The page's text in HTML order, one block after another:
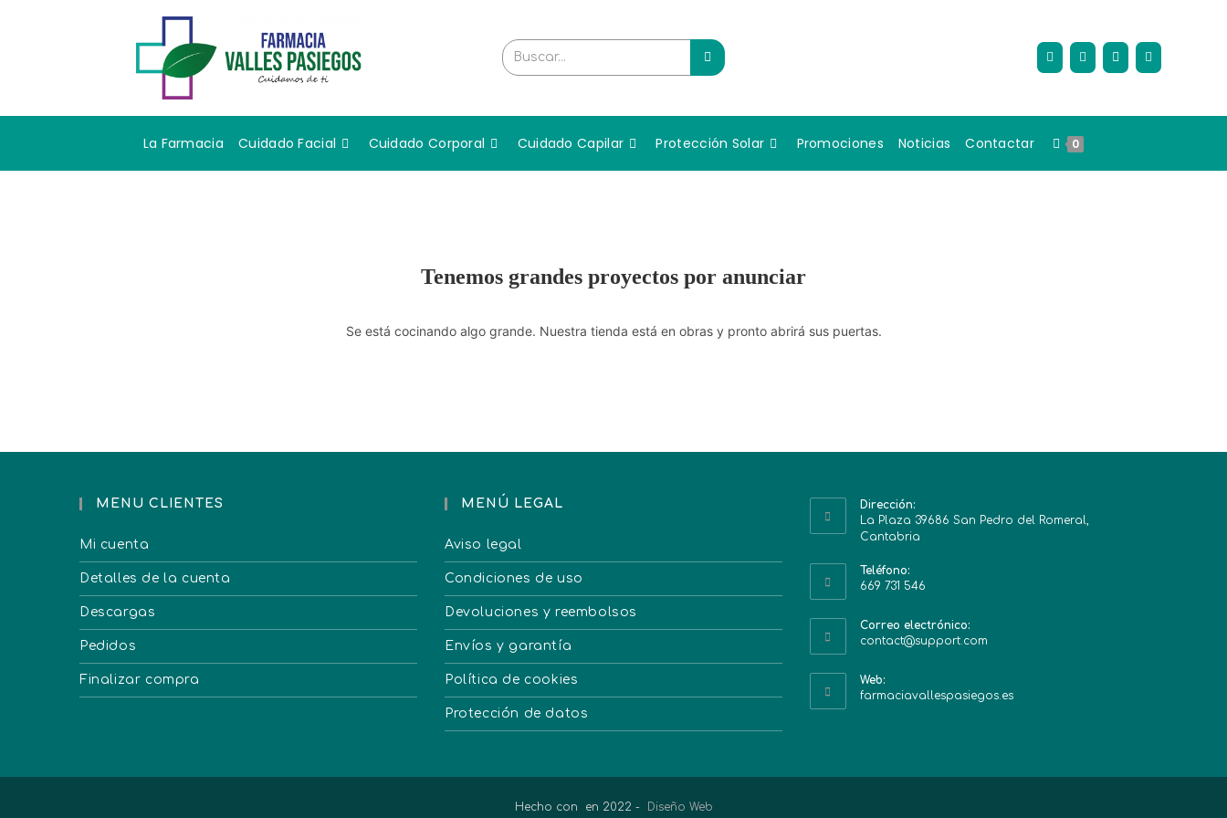
Buscar...
La Farmacia Cuidado Facial Cuidado Corporal Cuidado Capilar Protección Solar Promociones Noticias Contactar 0
Tenemos grandes proyectos por anunciar
Se está cocinando algo grande. Nuestra tienda está en obras y pronto abrirá sus puertas.
MENU CLIENTES
Mi cuenta
Detalles de la cuenta
Descargas
Pedidos
Finalizar compra
MENÚ LEGAL
Aviso legal
Condiciones de uso
Devoluciones y reembolsos
Envíos y garantía
Política de cookies
Protección de datos
Dirección:
La Plaza 39686 San Pedro del Romeral,
Cantabria
Teléfono:
669 731 546
Correo electrónico:
contact@support.com
Web:
farmaciavallespasiegos.es
Hecho con en 2022 - Diseño Web